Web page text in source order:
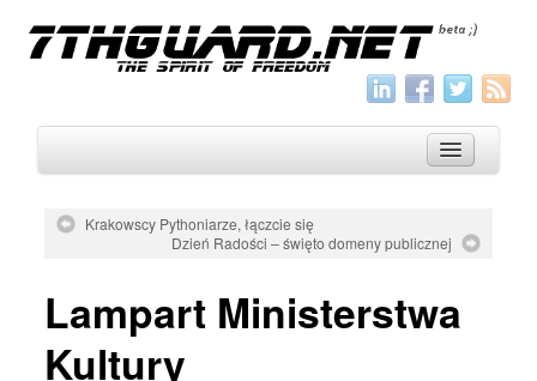
Archiwum
Wszystko
Krakowscy Pythoniarze, łączcie się
Dzień Radości – święto domeny publicznej
Lampart Ministerstwa
Kultury